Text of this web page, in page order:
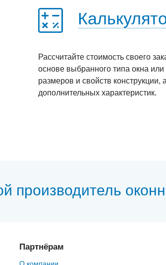
Рассчитайте стоимость своего
основе выбранного типа окна или
размеров и свойств конструкции,
дополнительных характеристик.
производитель
Партнёрам